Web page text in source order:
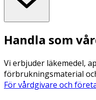
Handla som
Vi erbjuder läkemedel,
förbrukningsmaterial
För vårdgivare och